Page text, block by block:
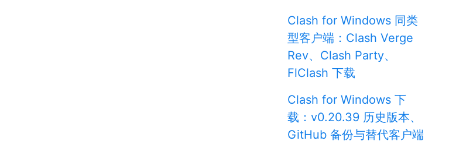
Clash for Windows 同类
型客户端：Clash Verge
Rev、Clash Party、
FlClash 下载
Clash for Windows 下
载：v0.20.39 历史版本、
GitHub 备份与替代客户端